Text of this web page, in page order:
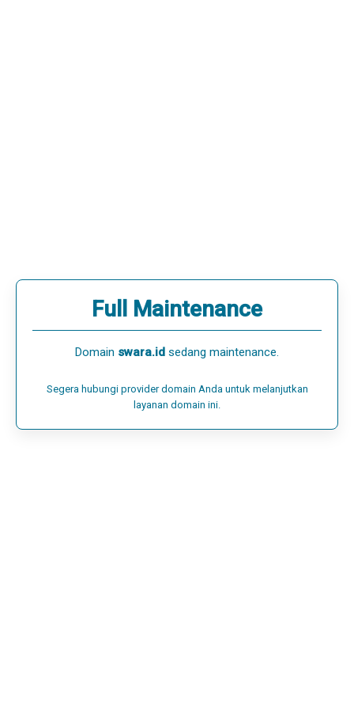
Full Maintenance
Domain swara.id sedang maintenance.
Segera hubungi provider domain Anda untuk melanjutkan
layanan domain ini.